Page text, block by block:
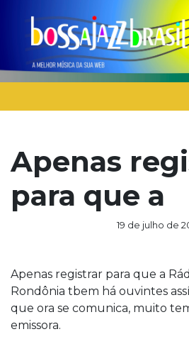
Apenas
para que a
19 de julho de
Apenas registrar para que a
Rondônia tbem há ouvintes
que ora se comunica, muito
emissora.